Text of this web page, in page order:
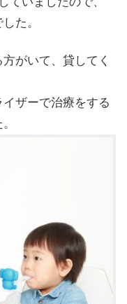
た。
がいて、貸してく
ザーで治療をする